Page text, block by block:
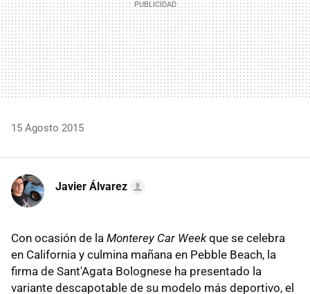
15 Agosto 2015
Javier Álvarez
Con ocasión de la Monterey Car Weekque se celebra
en California y culmina mañana en Pebble Beach, la
firma de Sant'Agata Bolognese ha presentado la
variante descapotable de su modelo más deportivo, el